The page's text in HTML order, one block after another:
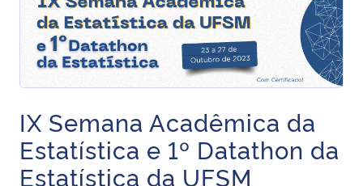
Ministério da Agricultura, Pecuária e Abastecimento
Ministério da Educação
Ministério da Cidadania
Ministério da Saúde
IX Semana Acadêmica da
Estatística e 1º Datathon da
Estatística da UFSM